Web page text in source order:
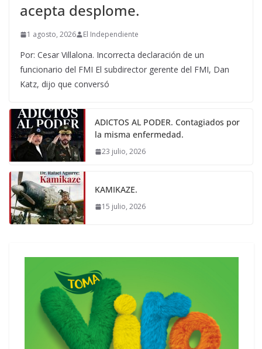
acepta desplome.
1 agosto, 2026 El Independiente
Por: Cesar Villalona. Incorrecta declaración de un
funcionario del FMI El subdirector gerente del FMI, Dan
Katz, dijo que conversó
ADICTOS AL PODER. Contagiados por
la misma enfermedad.
23 julio, 2026
KAMIKAZE.
15 julio, 2026